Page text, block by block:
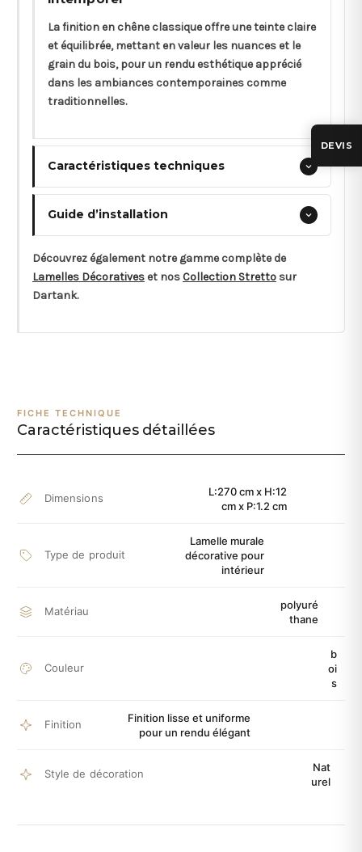
La finition en chêne classique offre une teinte claire
et équilibrée, mettant en valeur les nuances et le
grain du bois, pour un rendu esthétique apprécié
dans les ambiances contemporaines comme
traditionnelles.
Caractéristiques techniques
Guide d’installation
Découvrez également notre gamme complète de
Lamelles Décoratives et nos Collection Stretto sur
Dartank.
FICHE TECHNIQUE
Caractéristiques détaillées
Dimensions
L:270 cm x H:12
cm x P:1.2 cm
Type de produit
Lamelle murale
décorative pour
intérieur
Matériau
polyuré
thane
Couleur
b
oi
s
Finition
Finition lisse et uniforme
pour un rendu élégant
Style de décoration
Nat
urel
DEVIS